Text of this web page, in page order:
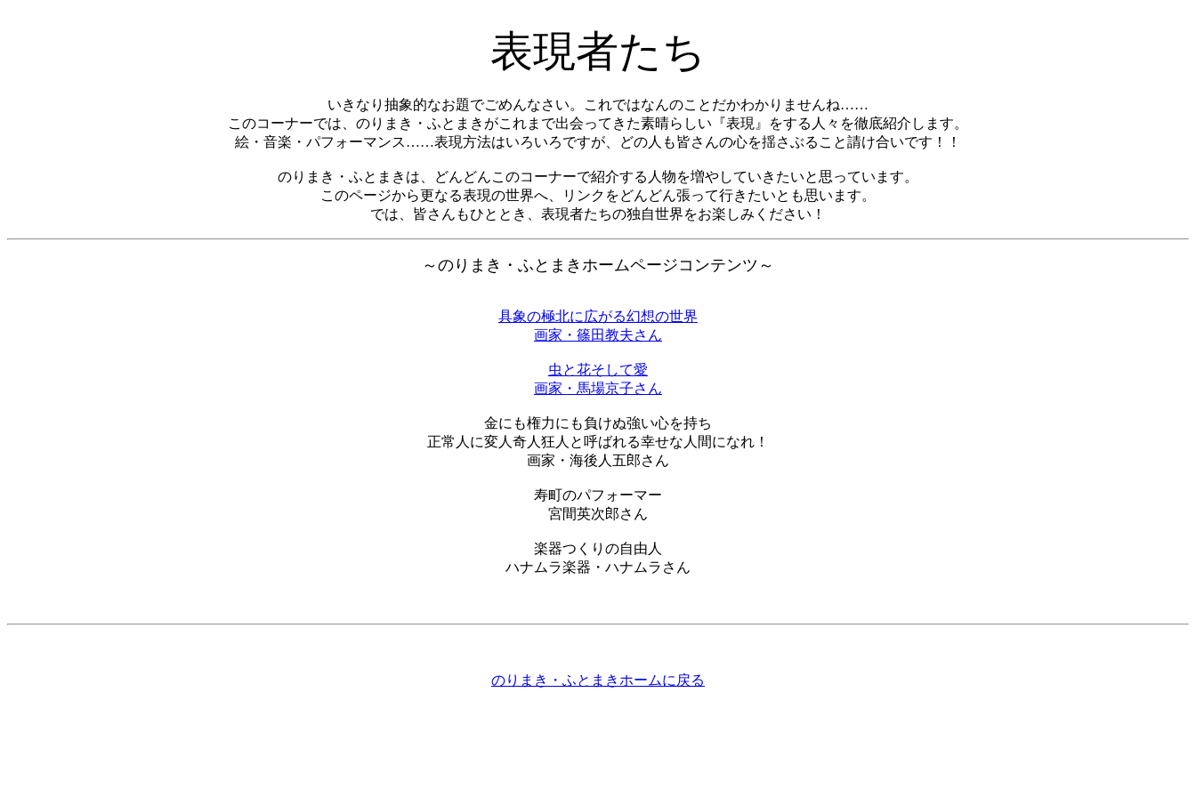
表現者たち
いきなり抽象的なお題でごめんなさい。これではなんのことだかわかりませんね……
このコーナーでは、のりまき・ふとまきがこれまで出会ってきた素晴らしい『表現』をする人々を徹底紹介します。
絵・音楽・パフォーマンス……表現方法はいろいろですが、どの人も皆さんの心を揺さぶること請け合いです！！
のりまき・ふとまきは、どんどんこのコーナーで紹介する人物を増やしていきたいと思っています。
このページから更なる表現の世界へ、リンクをどんどん張って行きたいとも思います。
では、皆さんもひととき、表現者たちの独自世界をお楽しみください！
～のりまき・ふとまきホームページコンテンツ～
具象の極北に広がる幻想の世界
画家・篠田教夫さん
虫と花そして愛
画家・馬場京子さん
金にも権力にも負けぬ強い心を持ち
正常人に変人奇人狂人と呼ばれる幸せな人間になれ！
画家・海後人五郎さん
寿町のパフォーマー
宮間英次郎さん
楽器つくりの自由人
ハナムラ楽器・ハナムラさん
のりまき・ふとまきホームに戻る